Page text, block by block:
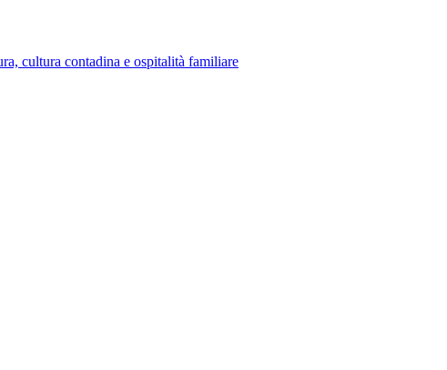
cultura contadina e ospitalità familiare